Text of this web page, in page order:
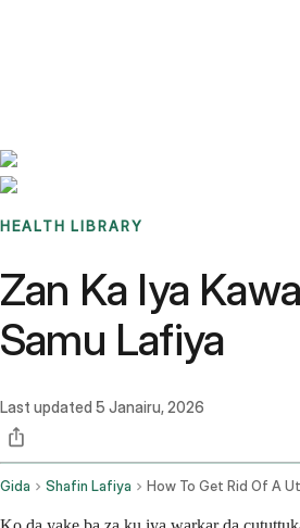
HEALTH LIBRARY
Zan Ka Iya
Samu Lafiya
Last updated 5 Janairu, 2026
Gida Shafin Lafiya How To Get Rid Of A